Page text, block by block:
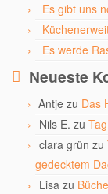
Es gibt uns
Es werde
Neueste
Antje zu Das
Nils E. zu
clara grün zu
gedecktem
Lisa zu